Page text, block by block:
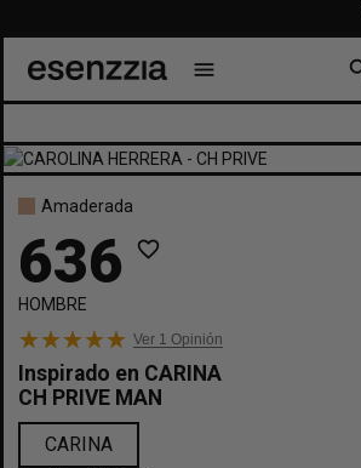
menu
Amaderada
636 favorite_border
HOMBRE
Ver 1 Opinión
Inspirado en CARINA
CH PRIVE MAN
CARINA